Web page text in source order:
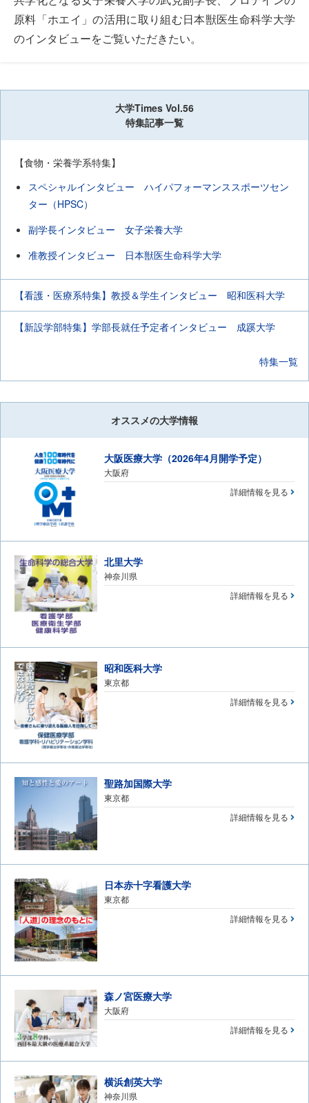
原料「ホエイ」の活用に取り組む日本獣医生命科学大学
のインタビューをご覧いただきたい。
大学Times Vol.56
特集記事一覧
【食物・栄養学系特集】
スペシャルインタビュー ハイパフォーマンススポーツセン
ター（HPSC）
副学長インタビュー 女子栄養大学
准教授インタビュー 日本獣医生命科学大学
【看護・医療系特集】教授＆学生インタビュー 昭和医科大学
【新設学部特集】学部長就任予定者インタビュー 成蹊大学
特集一覧
オススメの大学情報
大阪医療大学（2026年4月開学予定）
大阪府
詳細情報を見る
北里大学
神奈川県
詳細情報を見る
昭和医科大学
東京都
詳細情報を見る
聖路加国際大学
東京都
詳細情報を見る
日本赤十字看護大学
東京都
詳細情報を見る
森ノ宮医療大学
大阪府
詳細情報を見る
横浜創英大学
神奈川県